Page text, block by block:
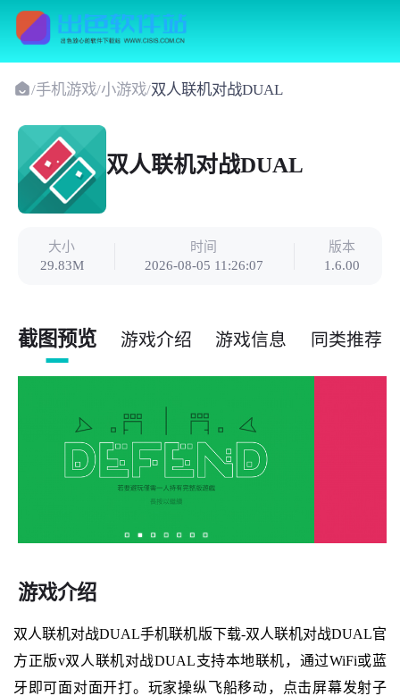
/手机游戏/小游戏/双人联机对战DUAL
双人联机对战DUAL
大小
29.83M
时间
2026-08-05 11:26:07
版本
1.6.00
截图预览 游戏介绍 游戏信息 同类推荐
游戏介绍
双人联机对战DUAL手机联机版下载-双人联机对战DUAL官
方正版v双人联机对战DUAL支持本地联机，通过WiFi或蓝
牙即可面对面开打。玩家操纵飞船移动，点击屏幕发射子